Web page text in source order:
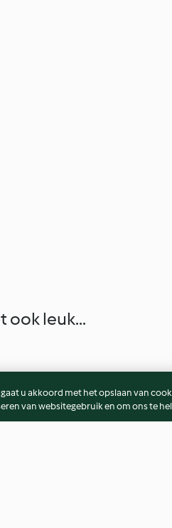
ook leuk...
u akkoord met het opslaan van
van websitegebruik en om ons te